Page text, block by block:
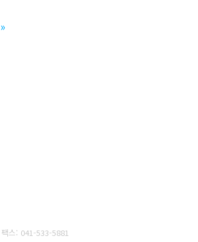
»
팩스: 041-533-5881